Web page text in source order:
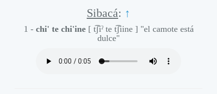
Sibacá: ↑
1 - chi' te chi'ine [ t͡ʃiˀ te t͡ʃiine ] "el camote está
dulce"